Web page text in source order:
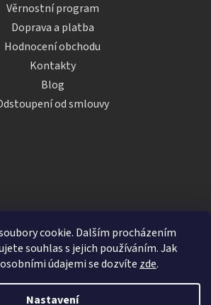
cookie. Dalším procházením
souhlas s jejich používáním. Jak
údajemi se dozvíte zde.
Nastavení
Věrnostní program
Doprava a platba
Hodnocení obchodu
Kontakty
Blog
od smlouvy
Vytvořil Shoptet